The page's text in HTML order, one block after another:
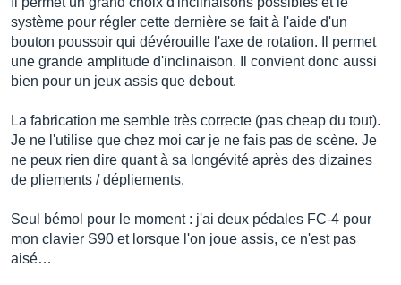
système pour régler cette dernière se fait à l'aide d'un
bouton poussoir qui dévérouille l'axe de rotation. Il permet
une grande amplitude d'inclinaison. Il convient donc aussi
bien pour un jeux assis que debout.
La fabrication me semble très correcte (pas cheap du tout).
Je ne l'utilise que chez moi car je ne fais pas de scène. Je
ne peux rien dire quant à sa longévité après des dizaines
de pliements / dépliements.
Seul bémol pour le moment : j'ai deux pédales FC-4 pour
mon clavier S90 et lorsque l'on joue assis, ce n'est pas
aisé…